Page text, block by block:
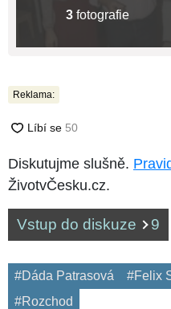
3 fotografie
Reklama:
Diskutujme slušně.
ŽivotvČesku.cz.
Vstup do diskuze 9
#Dáda Patrasová #Felix
#Rozchod